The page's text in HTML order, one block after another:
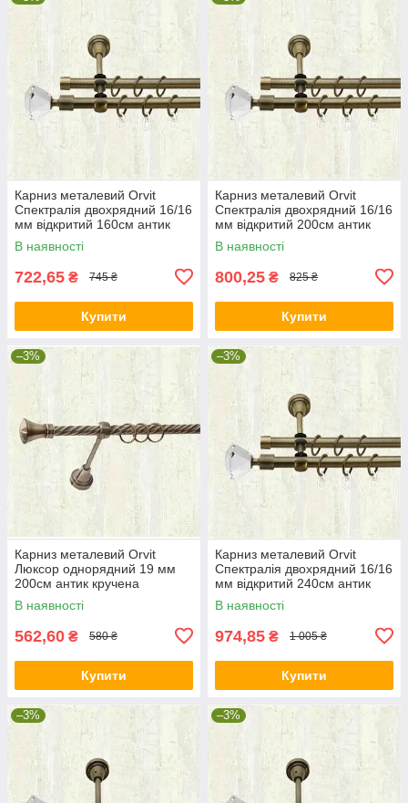
Карниз металевий Orvit
Спектралія двохрядний 16/16
мм відкритий 160см антик
В наявності
722,65 ₴ 745 ₴
Купити
Карниз металевий Orvit
Спектралія двохрядний 16/16
мм відкритий 200см антик
В наявності
800,25 ₴ 825 ₴
Купити
–3%
Карниз металевий Orvit
Люксор однорядний 19 мм
200см антик кручена
В наявності
562,60 ₴ 580 ₴
Купити
–3%
Карниз металевий Orvit
Спектралія двохрядний 16/16
мм відкритий 240см антик
В наявності
974,85 ₴ 1 005 ₴
Купити
–3% –3%